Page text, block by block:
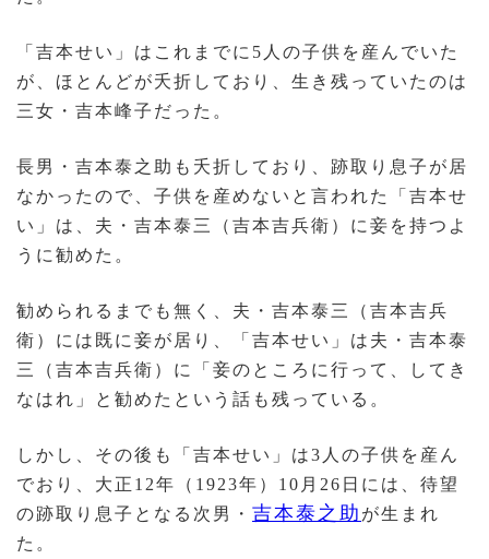
「吉本せい」はこれまでに5人の子供を産んでいた
が、ほとんどが夭折しており、生き残っていたのは
三女・吉本峰子だった。
長男・吉本泰之助も夭折しており、跡取り息子が居
なかったので、子供を産めないと言われた「吉本せ
い」は、夫・吉本泰三（吉本吉兵衛）に妾を持つよ
うに勧めた。
勧められるまでも無く、夫・吉本泰三（吉本吉兵
衛）には既に妾が居り、「吉本せい」は夫・吉本泰
三（吉本吉兵衛）に「妾のところに行って、してき
なはれ」と勧めたという話も残っている。
しかし、その後も「吉本せい」は3人の子供を産ん
でおり、大正12年（1923年）10月26日には、待望
の跡取り息子となる次男・ 吉本泰之助 が生まれ
た。